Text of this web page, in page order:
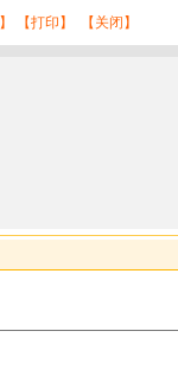
】 【打印 】 【 关闭 】